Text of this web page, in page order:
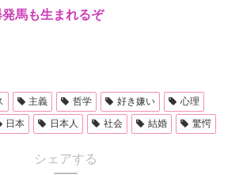
馬も生まれるぞ
主義 哲学 好き嫌い
心理
日本 日本人 社会 結婚 驚愕
シェアする